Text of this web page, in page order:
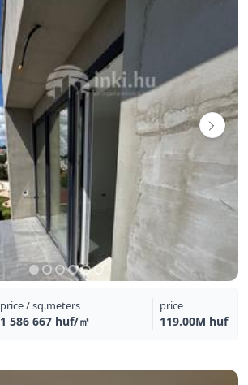
price / sq.meters
1 586 667 huf/㎡
price
119.00M huf